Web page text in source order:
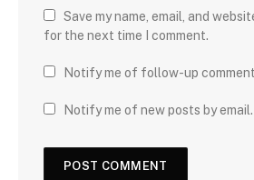
Save my name, email, and
for the next time I comment.
Notify me of follow-up
Notify me of new posts by email.